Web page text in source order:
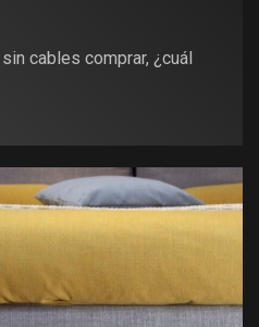
cables comprar, ¿cuál